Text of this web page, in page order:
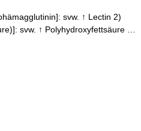
svw. ↑ Lectin 2)
svw. ↑ Polyhydroxyfettsäure …